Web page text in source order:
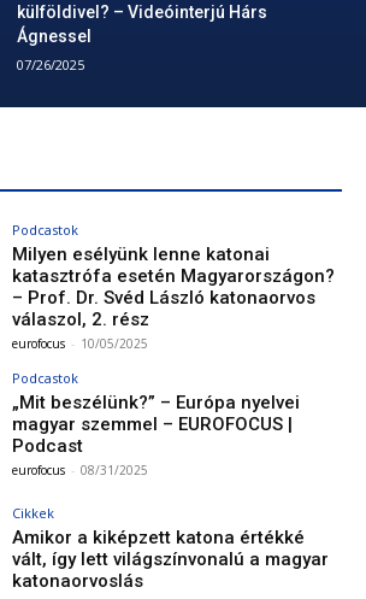
külföldivel? – Videóinterjú Hárs
Ágnessel
07/26/2025
Podcastok
Milyen esélyünk lenne katonai
katasztrófa esetén Magyarországon?
– Prof. Dr. Svéd László katonaorvos
válaszol, 2. rész
eurofocus - 10/05/2025
Podcastok
„Mit beszélünk?” – Európa nyelvei
magyar szemmel – EUROFOCUS |
Podcast
eurofocus - 08/31/2025
Cikkek
Amikor a kiképzett katona értékké
vált, így lett világszínvonalú a magyar
katonaorvoslás